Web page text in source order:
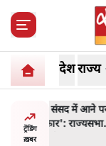
देशराज्य
ट्रेंडिंग
ख़बर